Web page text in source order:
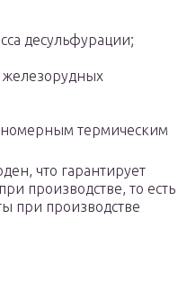
десульфурации;
термическим
что гарантирует
производстве, то есть
при производстве